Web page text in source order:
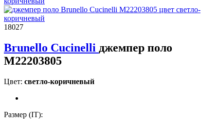
18027
Brunello Cucinelli джемпер поло
M22203805
Цвет: светло-коричневый
Размер (IT):